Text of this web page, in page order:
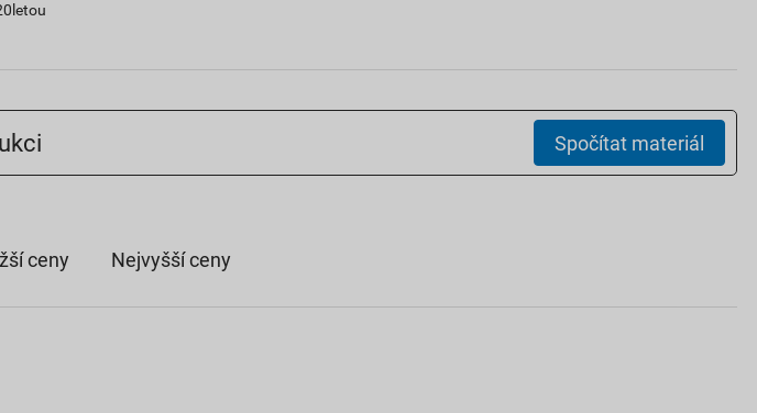
Spočítat materiál
ceny Nejvyšší ceny